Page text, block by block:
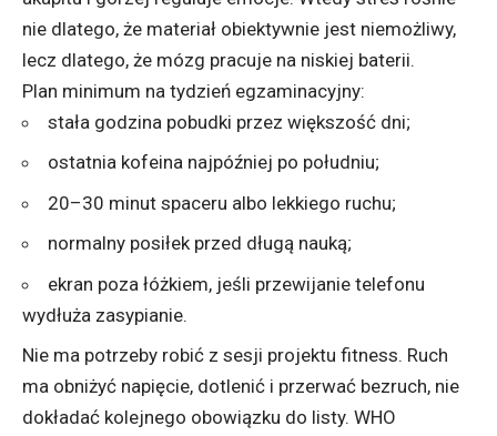
nie dlatego, że materiał obiektywnie jest niemożliwy,
lecz dlatego, że mózg pracuje na niskiej baterii.
Plan minimum na tydzień egzaminacyjny:
stała godzina pobudki przez większość dni;
ostatnia kofeina najpóźniej po południu;
20–30 minut spaceru albo lekkiego ruchu;
normalny posiłek przed długą nauką;
ekran poza łóżkiem, jeśli przewijanie telefonu
wydłuża zasypianie.
Nie ma potrzeby robić z sesji projektu fitness. Ruch
ma obniżyć napięcie, dotlenić i przerwać bezruch, nie
dokładać kolejnego obowiązku do listy. WHO